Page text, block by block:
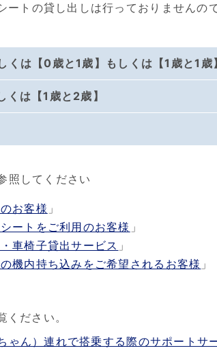
ートの貸し出しは行っておりませんの
くは【0歳と1歳】もしくは【1歳と1歳
くは【1歳と2歳】
照してください
お客様 」
ートをご利用のお客様 」
車椅子貸出サービス 」
機内持ち込みをご希望されるお客様 」
ください。
ゃん）連れで搭乗する際のサポートサ